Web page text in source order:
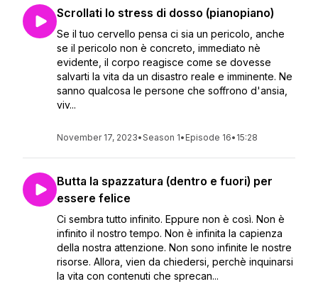
Scrollati lo stress di dosso (pianopiano)
Se il tuo cervello pensa ci sia un pericolo, anche
se il pericolo non è concreto, immediato nè
evidente, il corpo reagisce come se dovesse
salvarti la vita da un disastro reale e imminente. Ne
sanno qualcosa le persone che soffrono d'ansia,
viv...
November 17, 2023•Season 1• Episode 16• 15:28
Butta la spazzatura (dentro e fuori) per
essere felice
Ci sembra tutto infinito. Eppure non è così. Non è
infinito il nostro tempo. Non è infinita la capienza
della nostra attenzione. Non sono infinite le nostre
risorse. Allora, vien da chiedersi, perchè inquinarsi
la vita con contenuti che sprecan...